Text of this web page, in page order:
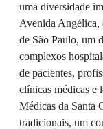
uma diversidade
Avenida Angélica,
de São Paulo, um
complexos
de pacientes,
clínicas médicas e
Médicas da Santa
tradicionais, um